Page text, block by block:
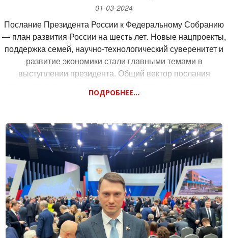
01-03-2024
Послание Президента России к Федеральному Собранию
— план развития России на шесть лет. Новые нацпроекты,
поддержка семей, научно-технологический суверенитет и
развитие экономики стали главными темами в
выступлении президента. Общий вектор послания
брошены нашей стране, он соответствует потребностям
давно обозначала и на которых мы настаивали, были
поставлены в первую очередь.
Отметил ряд ключевых моментов, прозвучавших в
выступлении главы государства.
— В дополнение к действующим будут запущены новые
национальные проекты: «Семья», «Молодежь России»,
«Кадры», «Экономика данных», «Продолжительная и
активная жизнь».
— Поддержка семей и улучшение демографической
ситуации.
ПОДРОБНЕЕ...